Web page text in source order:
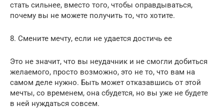
стать сильнее, вместо того, чтобы оправдываться,
почему вы не можете получить то, что хотите.
8. Смените мечту, если не удается достичь ее
Это не значит, что вы неудачник и не смогли добиться
желаемого, просто возможно, это не то, что вам на
самом деле нужно. Быть может отказавшись от этой
мечты, со временем, она сбудется, но вы уже не будете
в ней нуждаться совсем.